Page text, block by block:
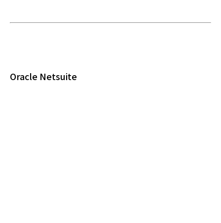
Oracle Netsuite